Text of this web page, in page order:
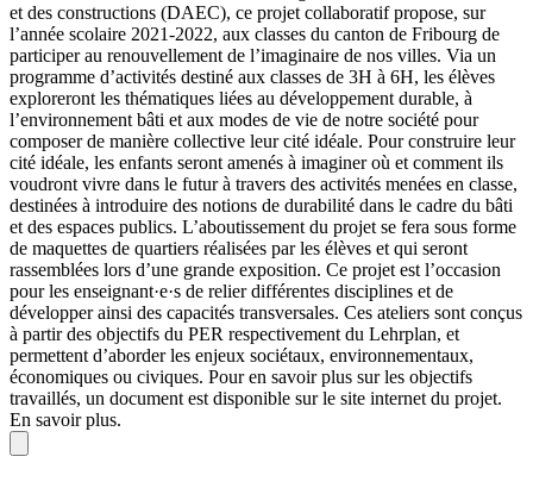
et des constructions (DAEC), ce projet collaboratif propose, sur
l’année scolaire 2021-2022, aux classes du canton de Fribourg de
participer au renouvellement de l’imaginaire de nos villes. Via un
programme d’activités destiné aux classes de 3H à 6H, les élèves
exploreront les thématiques liées au développement durable, à
l’environnement bâti et aux modes de vie de notre société pour
composer de manière collective leur cité idéale. Pour construire leur
cité idéale, les enfants seront amenés à imaginer où et comment ils
voudront vivre dans le futur à travers des activités menées en classe,
destinées à introduire des notions de durabilité dans le cadre du bâti
et des espaces publics. L’aboutissement du projet se fera sous forme
de maquettes de quartiers réalisées par les élèves et qui seront
rassemblées lors d’une grande exposition. Ce projet est l’occasion
pour les enseignant·e·s de relier différentes disciplines et de
développer ainsi des capacités transversales. Ces ateliers sont conçus
à partir des objectifs du PER respectivement du Lehrplan, et
permettent d’aborder les enjeux sociétaux, environnementaux,
économiques ou civiques. Pour en savoir plus sur les objectifs
travaillés, un document est disponible sur le site internet du projet.
En savoir plus.